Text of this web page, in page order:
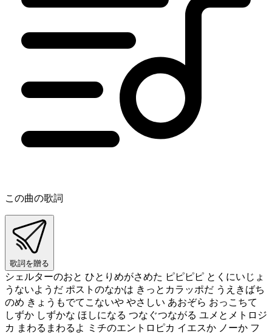
この曲の歌詞
歌詞を贈る
シェルターのおと ひとりめがさめた ピピピピ とくにいじょ
うないようだ ポストのなかは きっとカラッポだ うえきばち
のめ きょうもでてこないや やさしい あおぞら おっこちて
しずか しずかな ほしになる つなぐつながる ユメとメトロジ
カ まわるまわるよ ミチのエントロピカ イエスか ノーか フ